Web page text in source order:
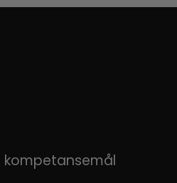
kompetansemål